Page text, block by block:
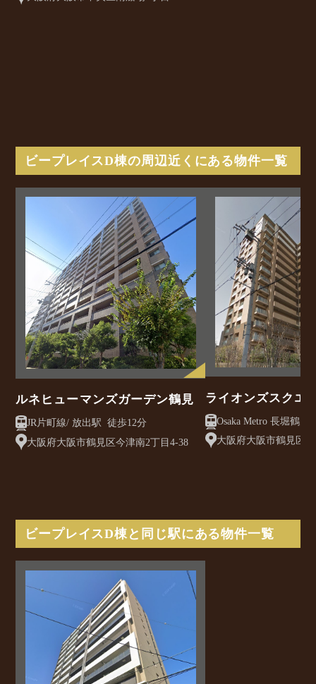
ビープレイスD棟の周辺近くにある物件一覧
ルネヒューマンズガーデン鶴見
JR片町線/ 放出駅 徒歩12分
大阪府大阪市鶴見区今津南2丁目4-38
ライオンズスクエ
Osaka Metro 長堀鶴見緑地線/
駅 徒歩6分
大阪府大阪市鶴見区
ビープレイスD棟と同じ駅にある物件一覧